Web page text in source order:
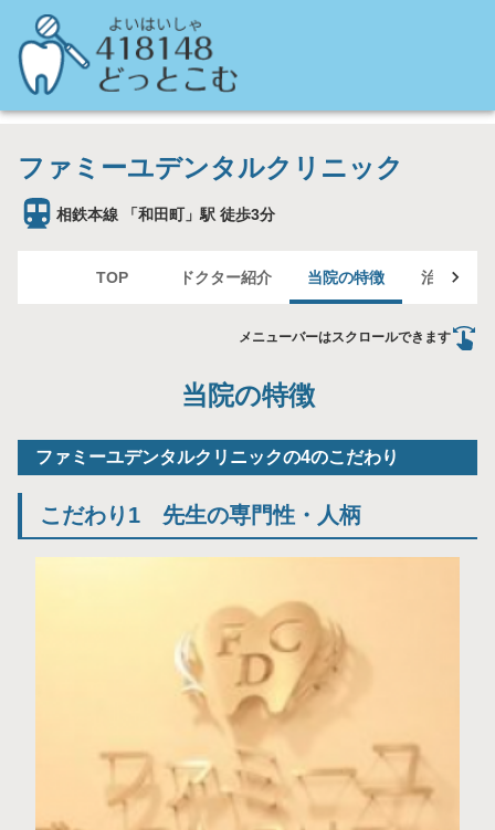
ファミーユデンタルクリニック
相鉄本線 「和田町」駅 徒歩3分
TOP ドクター紹介 当院の特徴 治療案内
メニューバーはスクロールできます
当院の特徴
ファミーユデンタルクリニックの4のこだわり
こだわり1 先生の専門性・人柄